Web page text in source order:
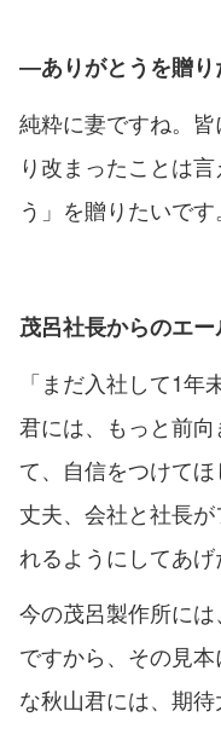
―ありがとうを贈り
純粋に妻ですね。
り改まったことは
う」を贈りたいです。
茂呂社長からのエー
「まだ入社して1
君には、もっと前
て、自信をつけて
丈夫、会社と社長
れるようにしてあげ
今の茂呂製作所に
ですから、その見
な秋山君には、期待